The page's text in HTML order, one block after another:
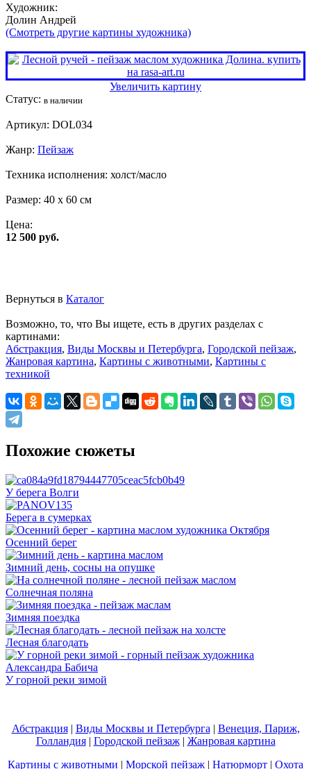
Художник:
Долин Андрей
(Смотреть другие картины художника)
Увеличить картину
Статус: в наличии
Артикул: DOL034
Жанр: Пейзаж
Техника исполнения: холст/масло
Размер: 40 x 60 см
Цена:
12 500 руб.
Вернуться в Каталог
Возможно, то, что Вы ищете, есть в других разделах с
картинами:
Абстракция, Виды Москвы и Петербурга, Городской пейзаж,
Жанровая картина, Картины с животными, Картины с
техникой
Похожие сюжеты
У берега Волги
Берега в сумерках
Осенний берег
Зимний день, сосны на опушке
Солнечная поляна
Зимняя поездка
Лесная благодать
У горной реки зимой
Абстракция| Виды Москвы и Петербурга | Венеция, Париж,
Голландия| Городской пейзаж| Жанровая картина
Картины с животными | Морской пейзаж | Натюрморт | Охота